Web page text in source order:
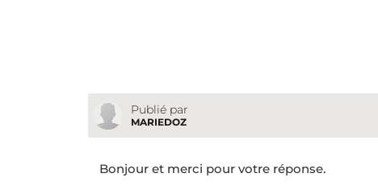
Publié par
MARIEDOZ
Bonjour et merci pour votre réponse.